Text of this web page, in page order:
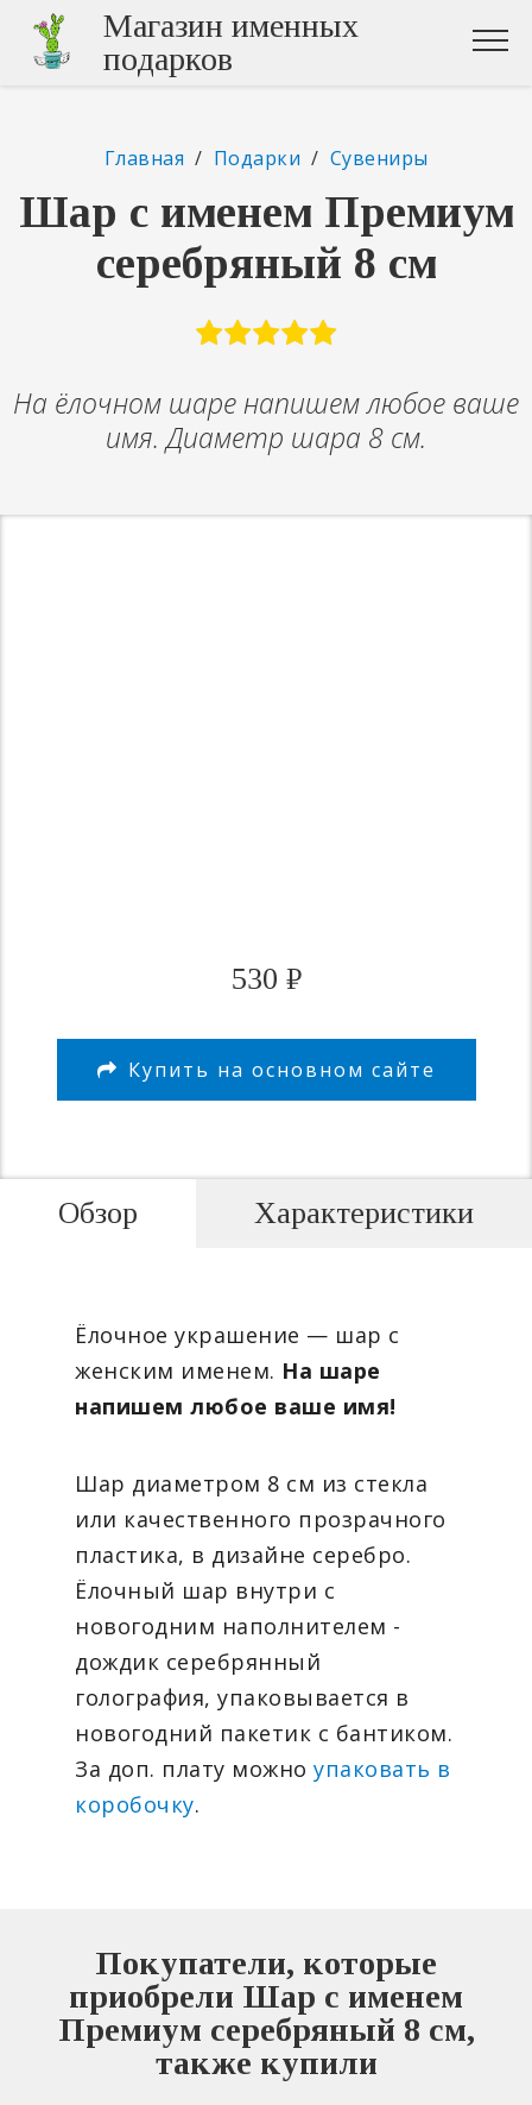
Магазин именных
подарков
Главная / Подарки / Сувениры
Шар с именем Премиум
серебряный 8 см
На ёлочном шаре напишем любое ваше
имя. Диаметр шара 8 см.
530 ₽
Купить на основном сайте
Обзор
Ёлочное украшение — шар с
женским именем. На шаре
напишем любое ваше имя!
Шар диаметром 8 см из стекла
или качественного прозрачного
пластика, в дизайне серебро.
Ёлочный шар внутри с
новогодним наполнителем -
дождик серебрянный
голография, упаковывается в
новогодний пакетик с бантиком.
За доп. плату можно упаковать в
коробочку.
Характеристики
Покупатели, которые
приобрели Шар с именем
Премиум серебряный 8 см,
также купили